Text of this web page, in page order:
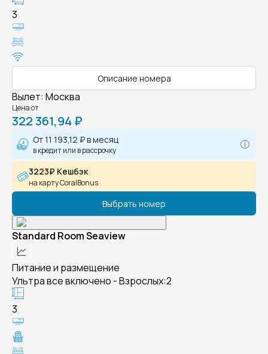
3
Описание номера
Вылет: Москва
Цена от
322 361,94 ₽
От11 193,12 ₽в месяц
в кредит или в рассрочку
3223₽ Кешбэк
на карту CoralBonus
Выбрать номер
Standard Room Seaview
Питание и размещение
Ультра все включено - Взрослых:2
3